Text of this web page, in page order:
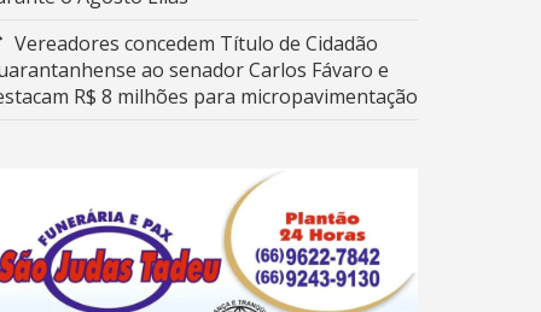
Vereadores concedem Título de Cidadão
ao senador Carlos Fávaro e
R$ 8 milhões para micropavimentação